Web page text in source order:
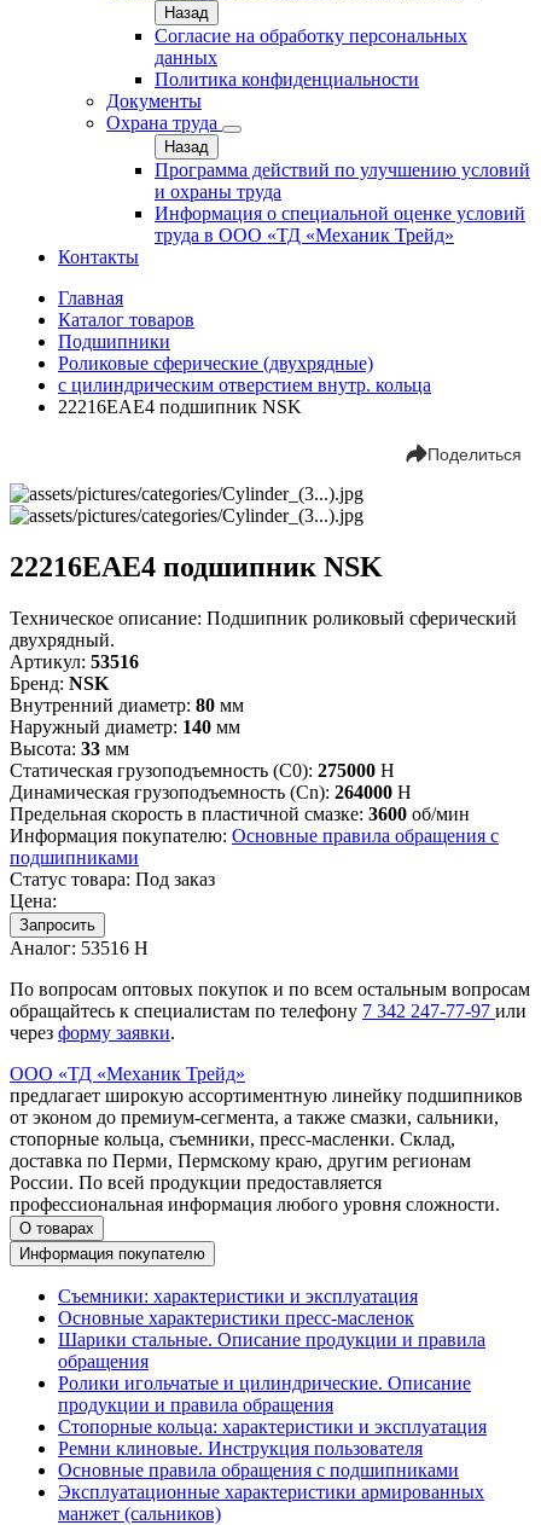
Назад
Согласие на обработку персональных
данных
Политика конфиденциальности
Документы
Охрана труда
Назад
Программа действий по улучшению условий
и охраны труда
Информация о специальной оценке условий
труда в ООО «ТД «Механик Трейд»
Контакты
Главная
Каталог товаров
Подшипники
Роликовые сферические (двухрядные)
с цилиндрическим отверстием внутр. кольца
22216EAE4 подшипник NSK
Поделиться
22216EAE4 подшипник NSK
Техническое описание: Подшипник роликовый сферический
двухрядный.
Артикул: 53516
Бренд: NSK
Внутренний диаметр: 80 мм
Наружный диаметр: 140 мм
Высота: 33 мм
Статическая грузоподъемность (C0): 275000 Н
Динамическая грузоподъемность (Cn): 264000 Н
Предельная скорость в пластичной смазке: 3600 об/мин
Информация покупателю: Основные правила обращения с
подшипниками
Статус товара: Под заказ
Цена:
Запросить
Аналог: 53516 Н
По вопросам оптовых покупок и по всем остальным вопросам
обращайтесь к специалистам по телефону 7 342 247-77-97 или
через форму заявки.
ООО «ТД «Механик Трейд»
предлагает широкую ассортиментную линейку подшипников
от эконом до премиум-сегмента, а также смазки, сальники,
стопорные кольца, съемники, пресс-масленки. Склад,
доставка по Перми, Пермскому краю, другим регионам
России. По всей продукции предоставляется
профессиональная информация любого уровня сложности.
О товарах
Информация покупателю
Съемники: характеристики и эксплуатация
Основные характеристики пресс‑масленок
Шарики стальные. Описание продукции и правила
обращения
Ролики игольчатые и цилиндрические. Описание
продукции и правила обращения
Стопорные кольца: характеристики и эксплуатация
Ремни клиновые. Инструкция пользователя
Основные правила обращения с подшипниками
Эксплуатационные характеристики армированных
манжет (сальников)